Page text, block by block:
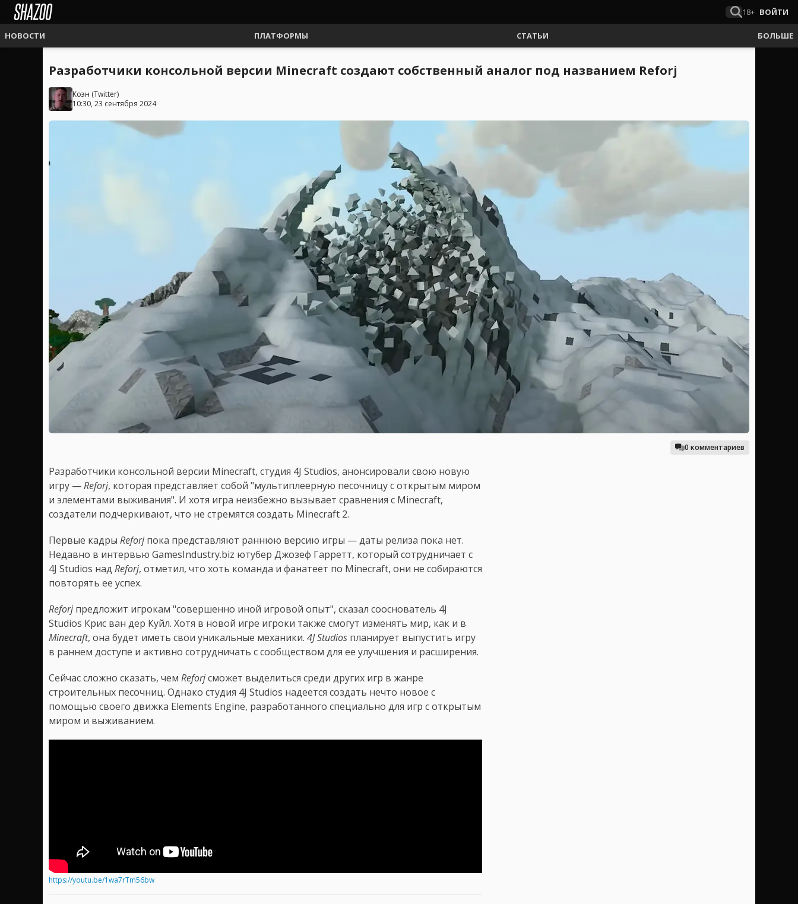
18+ ВОЙТИ
НОВОСТИ ПЛАТФОРМЫ СТАТЬИ БОЛЬШЕ
Разработчики консольной версии Minecraft создают собственный аналог под названием Reforj
Коэн (Twitter)
10:30, 23 сентября 2024
0 комментариев
Разработчики консольной версии Minecraft, студия 4J Studios, анонсировали свою новую
игру —Reforj, которая представляет собой "мультиплеерную песочницу с открытым миром
и элементами выживания". И хотя игра неизбежно вызывает сравнения с Minecraft,
создатели подчеркивают, что не стремятся создать Minecraft 2.
Первые кадры Reforj пока представляют раннюю версию игры — даты релиза пока нет.
Недавно в интервью GamesIndustry.biz ютубер Джозеф Гарретт, который сотрудничает с
4J Studios над Reforj, отметил, что хоть команда и фанатеет по Minecraft, они не собираются
повторять ее успех.
Reforj предложит игрокам "совершенно иной игровой опыт", сказал сооснователь 4J
Studios Крис ван дер Куйл. Хотя в новой игре игроки также смогут изменять мир, как и в
Minecraft, она будет иметь свои уникальные механики. 4J Studios планирует выпустить игру
в раннем доступе и активно сотрудничать с сообществом для ее улучшения и расширения.
Сейчас сложно сказать, чем Reforjсможет выделиться среди других игр в жанре
строительных песочниц. Однако студия 4J Studios надеется создать нечто новое с
помощью своего движка Elements Engine, разработанного специально для игр с открытым
миром и выживанием.
https://youtu.be/1wa7rTm56bw